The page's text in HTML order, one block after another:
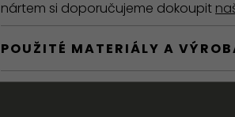
nártem si doporučujeme dokoupit
POUŽITÉ MATERIÁLY A